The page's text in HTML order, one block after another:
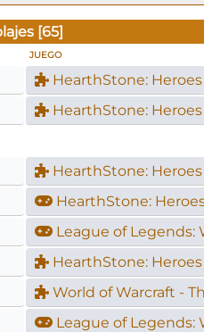
[65]
JUEGO
HearthStone:
HearthStone:
HearthStone:
HearthStone:
League of Legends:
HearthStone:
World of Warcraft -
League of Legends: